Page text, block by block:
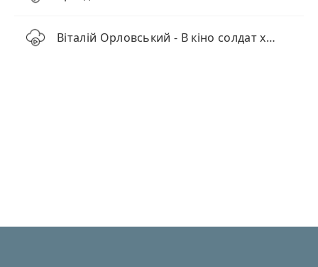
Віталій Орловський - В кіно солдат художньо помирає